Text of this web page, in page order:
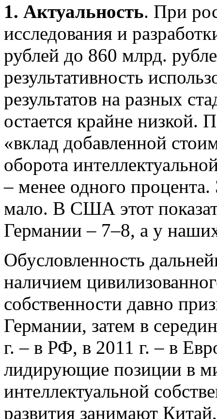
1. Актуальность. При
исследования и
рублей до 860 млрд.
результативность
результатов на разных
остается крайне низкой.
«вклад добавленной
оборота
– менее одного
мало. В США этот
Германии – 7–8, а у
Обусловленность
наличием
собственности давно
Германии, затем в
г. – в РФ, в 2011 г. – в
лидирующие позиции в
интеллектуальной
развития занимают